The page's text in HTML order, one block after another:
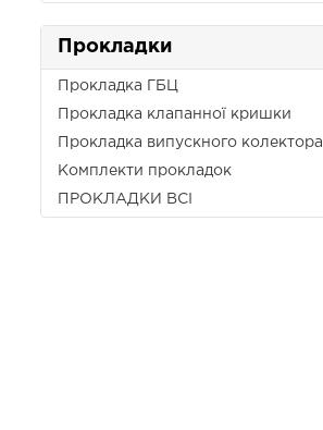
Прокладки
Прокладка ГБЦ
Прокладка клапанної кришки
Прокладка випускного колектора
Комплекти прокладок
ПРОКЛАДКИ ВСІ